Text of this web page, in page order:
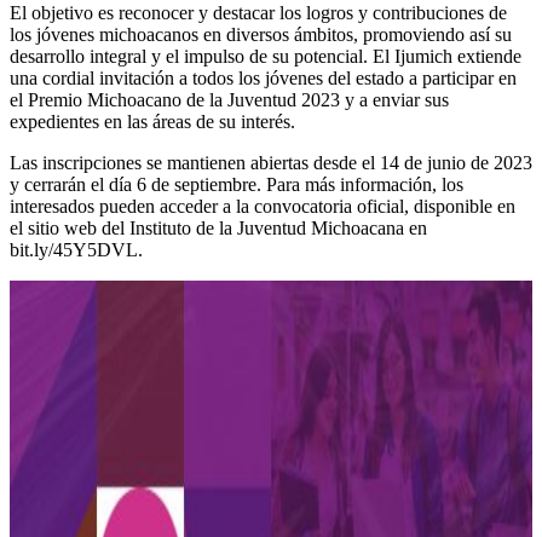
El objetivo es reconocer y destacar los logros y contribuciones de
los jóvenes michoacanos en diversos ámbitos, promoviendo así su
desarrollo integral y el impulso de su potencial. El Ijumich extiende
una cordial invitación a todos los jóvenes del estado a participar en
el Premio Michoacano de la Juventud 2023 y a enviar sus
expedientes en las áreas de su interés.
Las inscripciones se mantienen abiertas desde el 14 de junio de 2023
y cerrarán el día 6 de septiembre. Para más información, los
interesados pueden acceder a la convocatoria oficial, disponible en
el sitio web del Instituto de la Juventud Michoacana en
bit.ly/45Y5DVL.